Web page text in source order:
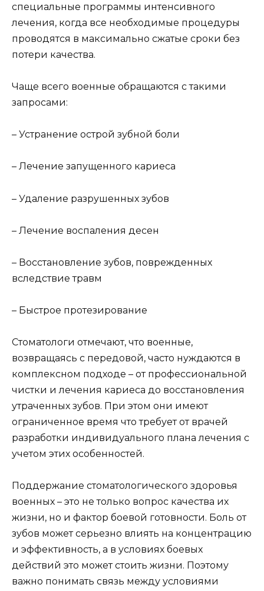
специальные программы интенсивного
лечения, когда все необходимые процедуры
проводятся в максимально сжатые сроки без
потери качества.
Чаще всего военные обращаются с такими
запросами:
– Устранение острой зубной боли
– Лечение запущенного кариеса
– Удаление разрушенных зубов
– Лечение воспаления десен
– Восстановление зубов, поврежденных
вследствие травм
– Быстрое протезирование
Стоматологи отмечают, что военные,
возвращаясь с передовой, часто нуждаются в
комплексном подходе – от профессиональной
чистки и лечения кариеса до восстановления
утраченных зубов. При этом они имеют
ограниченное время что требует от врачей
разработки индивидуального плана лечения с
учетом этих особенностей.
Поддержание стоматологического здоровья
военных – это не только вопрос качества их
жизни, но и фактор боевой готовности. Боль от
зубов может серьезно влиять на концентрацию
и эффективность, а в условиях боевых
действий это может стоить жизни. Поэтому
важно понимать связь между условиями